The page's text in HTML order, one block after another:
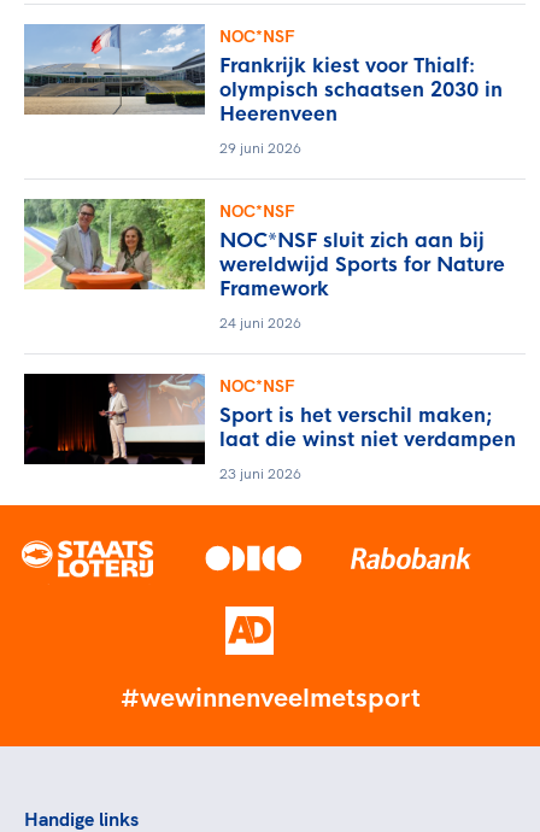
NOC*NSF
Frankrijk kiest voor Thialf:
olympisch schaatsen 2030 in
Heerenveen
29 juni 2026
NOC*NSF
NOC*NSF sluit zich aan bij
wereldwijd Sports for Nature
Framework
24 juni 2026
NOC*NSF
Sport is het verschil maken;
laat die winst niet verdampen
23 juni 2026
#wewinnenveelmetsport
Handige links